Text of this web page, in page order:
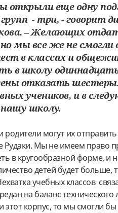
открыли еще одну
- три, - говорит
– Желающих
мы все же не
в классах и
в школу
отказать
учеников, и в
школу.
могут их
Мы не имеем право
в кругообразной форме, и
детей будет больше,
учебных классов
на баланс
этот корпус, то мы смогли